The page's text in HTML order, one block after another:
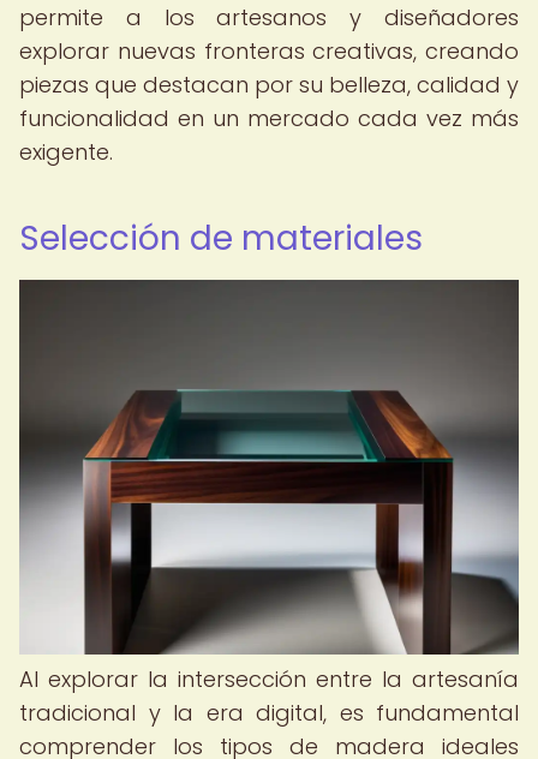
permite a los artesanos y diseñadores
explorar nuevas fronteras creativas, creando
piezas que destacan por su belleza, calidad y
funcionalidad en un mercado cada vez más
exigente.
Selección de materiales
Al explorar la intersección entre la artesanía
tradicional y la era digital, es fundamental
comprender los tipos de madera ideales